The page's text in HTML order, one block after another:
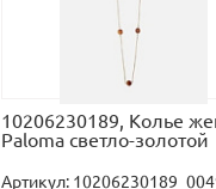
10206230189, Колье
Paloma светло-золотой
Артикул: